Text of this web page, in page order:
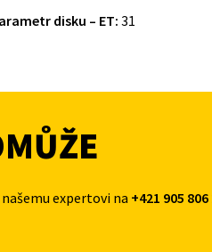
disku – ET:31
expertovi na +421 905 806